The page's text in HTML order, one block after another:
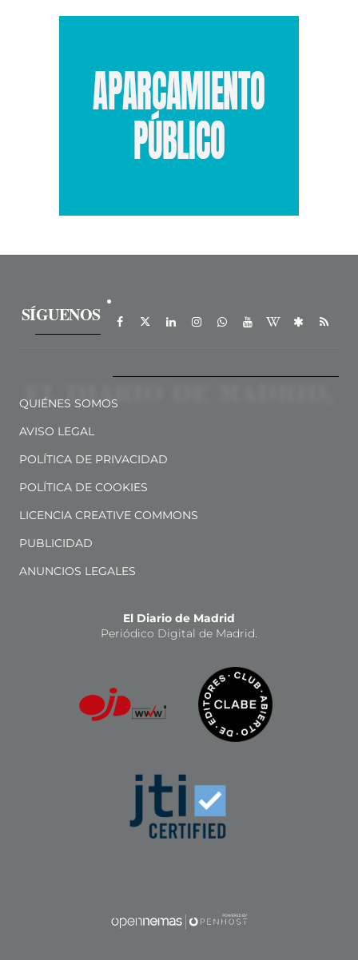
SÍGUENOS
QUIÉNES SOMOS
AVISO LEGAL
POLÍTICA DE PRIVACIDAD
POLÍTICA DE COOKIES
LICENCIA CREATIVE COMMONS
PUBLICIDAD
ANUNCIOS LEGALES
El Diario de Madrid
Periódico Digital de Madrid.